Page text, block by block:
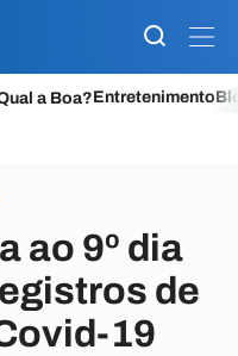
a Boa?Entretenimento
ao 9º dia
de
19